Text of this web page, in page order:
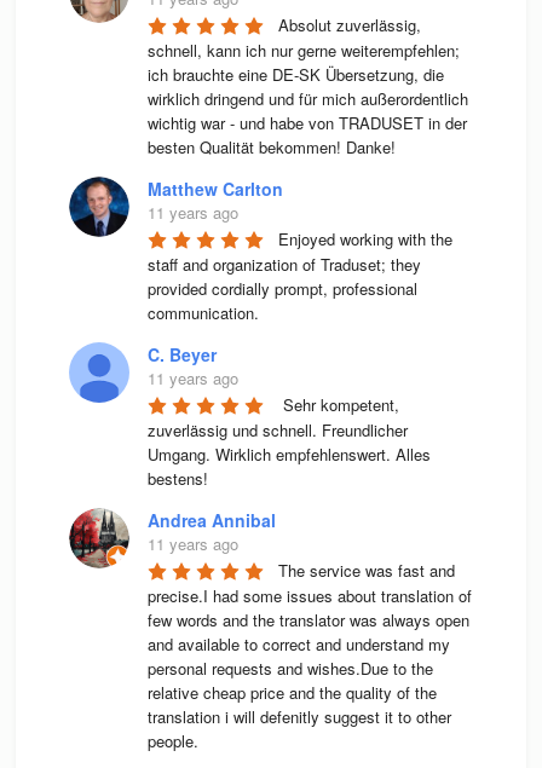
Absolut zuverlässig,
schnell, kann ich nur gerne weiterempfehlen;
ich brauchte eine DE-SK Übersetzung, die
wirklich dringend und für mich außerordentlich
wichtig war - und habe von TRADUSET in der
besten Qualität bekommen! Danke!
Matthew Carlton
11 years ago
Enjoyed working with the
staff and organization of Traduset; they
provided cordially prompt, professional
communication.
C. Beyer
11 years ago
Sehr kompetent,
zuverlässig und schnell. Freundlicher
Umgang. Wirklich empfehlenswert. Alles
bestens!
Andrea Annibal
11 years ago
The service was fast and
precise.I had some issues about translation of
few words and the translator was always open
and available to correct and understand my
personal requests and wishes.Due to the
relative cheap price and the quality of the
translation i will defenitly suggest it to other
people.